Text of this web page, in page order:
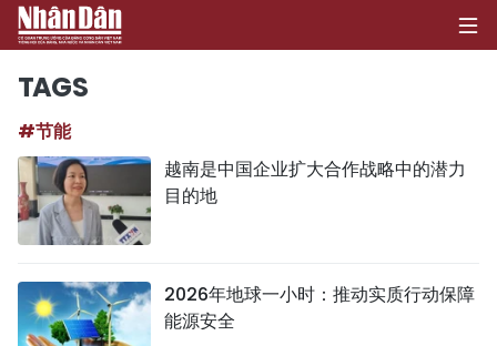
政治
社会
TAGS
#节能
越南是中国企业扩大合作战略中的潜力
目的地
2026年地球一小时：推动实质行动保障
能源安全